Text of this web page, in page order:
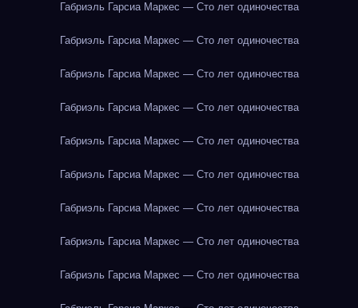
Габриэль Гарсиа Маркес — Сто лет одиночества
Габриэль Гарсиа Маркес — Сто лет одиночества
Габриэль Гарсиа Маркес — Сто лет одиночества
Габриэль Гарсиа Маркес — Сто лет одиночества
Габриэль Гарсиа Маркес — Сто лет одиночества
Габриэль Гарсиа Маркес — Сто лет одиночества
Габриэль Гарсиа Маркес — Сто лет одиночества
Габриэль Гарсиа Маркес — Сто лет одиночества
Габриэль Гарсиа Маркес — Сто лет одиночества